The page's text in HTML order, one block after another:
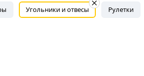
Угольники и отвесы Рулетки